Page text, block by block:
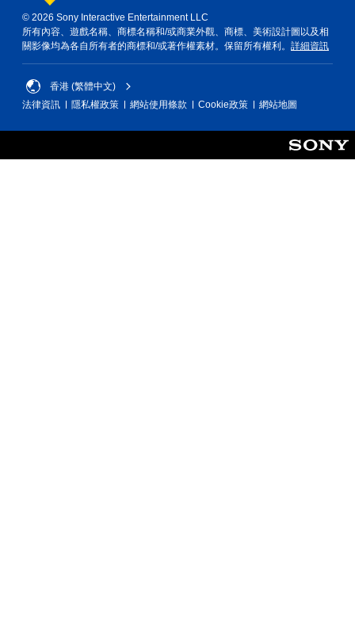
© 2026 Sony Interactive Entertainment LLC
所有內容、遊戲名稱、商標名稱和/或商業外觀、商標、美術設計圖以及相
關影像均為各自所有者的商標和/或著作權素材。保留所有權利。 詳細資訊
香港 (繁體中文)
法律資訊
隱私權政策 網站使用條款 Cookie政策 網站地圖